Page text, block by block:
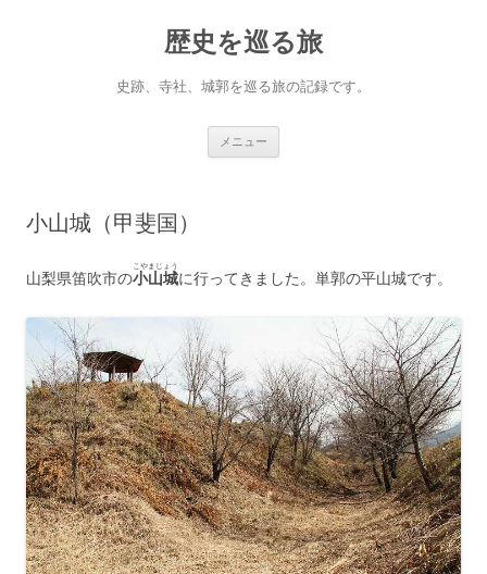
歴史を巡る旅
史跡、寺社、城郭を巡る旅の記録です。
メニュー
小山城（甲斐国）
山梨県笛吹市の小山城
こやまじょう
に行ってきました。単郭の平山城です。